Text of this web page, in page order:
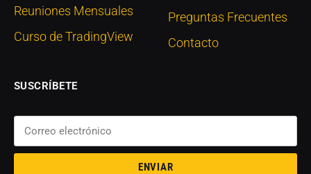
Reuniones Mensuales
Curso de TradingView
Preguntas Frecuentes
Contacto
SUSCRÍBETE
ENVIAR